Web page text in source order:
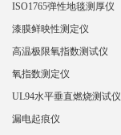
ISO1765弹性地毯测厚仪
漆膜鲜映性测定仪
高温极限氧指数测试仪
氧指数测定仪
UL94水平垂直燃烧测试仪
漏电起痕仪